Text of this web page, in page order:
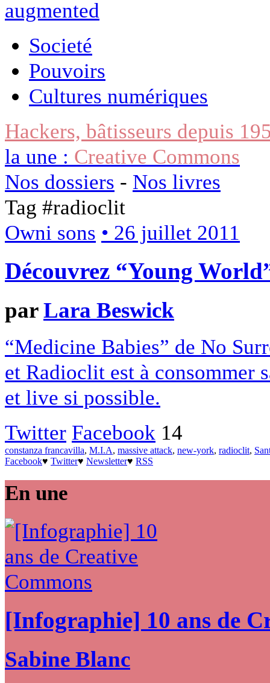
Societé
Pouvoirs
Cultures numériques
Hackers, bâtisseurs depuis
la une : Creative Commons
Nos dossiers - Nos livres
Tag #radioclit
Owni sons • 26 juillet 2011
Découvrez “Young
parLara Beswick
“Medicine Babies” de No
et Radioclit est à consommer
et live si possible.
Twitter Facebook 14
constanza francavilla, M.I.A, massive attack, new-york, radioclit,
Facebook♥ Twitter♥ Newsletter♥ RSS
En une
[Infographie] 10 ans de
Sabine Blanc